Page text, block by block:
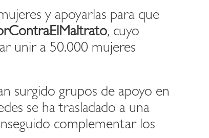
y apoyarlas para que
, cuyo
unir a 50.000 mujeres
surgido grupos de apoyo en
se ha trasladado a una
complementar los